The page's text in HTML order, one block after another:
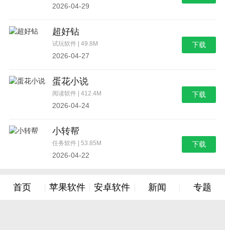
2026-04-29
超好钻
试玩软件 | 49.8M
2026-04-27
下载
蛋花小说
阅读软件 | 412.4M
2026-04-24
下载
小转帮
任务软件 | 53.85M
2026-04-22
下载
首页 苹果软件 安卓软件 新闻 专题